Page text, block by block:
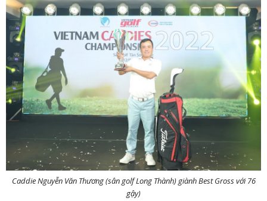
Caddie Nguyễn Văn Thương (sân golf Long Thành) giành Best Gross với 76
gậy)